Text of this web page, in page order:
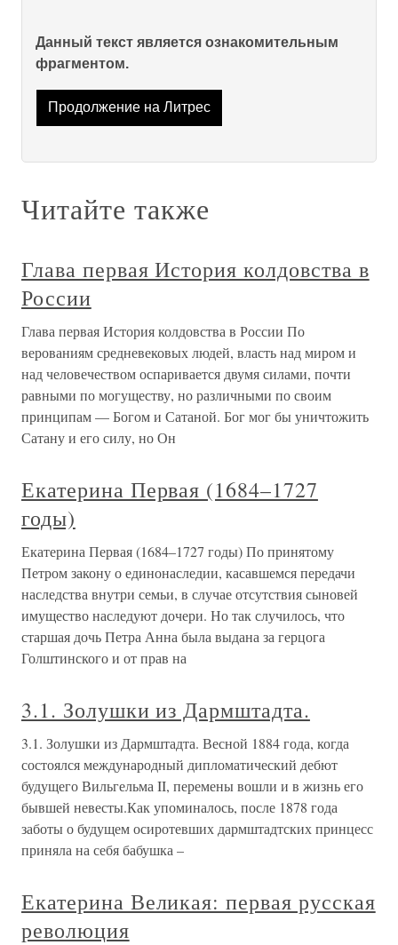
Данный текст является ознакомительным
фрагментом.
Продолжение на Литрес
Читайте также
Глава первая История колдовства в
России
Глава первая История колдовства в России По
верованиям средневековых людей, власть над миром и
над человечеством оспаривается двумя силами, почти
равными по могуществу, но различными по своим
принципам — Богом и Сатаной. Бог мог бы уничтожить
Сатану и его силу, но Он
Екатерина Первая (1684–1727
годы)
Екатерина Первая (1684–1727 годы) По принятому
Петром закону о единонаследии, касавшемся передачи
наследства внутри семьи, в случае отсутствия сыновей
имущество наследуют дочери. Но так случилось, что
старшая дочь Петра Анна была выдана за герцога
Голштинского и от прав на
3.1. Золушки из Дармштадта.
3.1. Золушки из Дармштадта. Весной 1884 года, когда
состоялся международный дипломатический дебют
будущего Вильгельма II, перемены вошли и в жизнь его
бывшей невесты.Как упоминалось, после 1878 года
заботы о будущем осиротевших дармштадтских принцесс
приняла на себя бабушка –
Екатерина Великая: первая русская
революция